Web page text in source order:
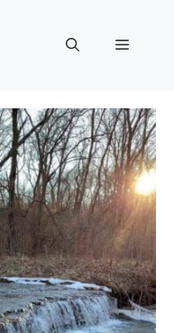
Menu